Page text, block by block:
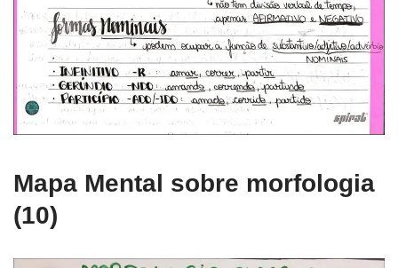
Mapa Mental sobre morfologia
(10)